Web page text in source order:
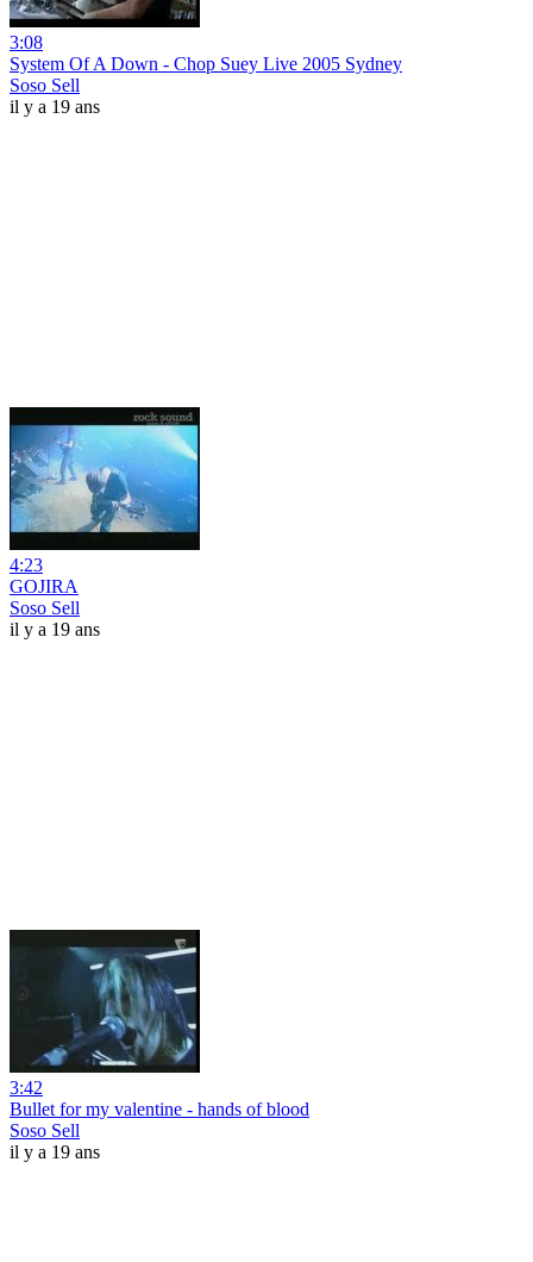
3:08
System Of A Down - Chop Suey Live 2005 Sydney
Soso Sell
il y a 19 ans
4:23
GOJIRA
Soso Sell
il y a 19 ans
3:42
Bullet for my valentine - hands of blood
Soso Sell
il y a 19 ans